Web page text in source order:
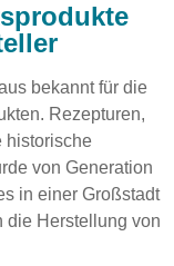
bekannt für die
Rezepturen,
historische
von Generation
in einer Großstadt
die Herstellung von